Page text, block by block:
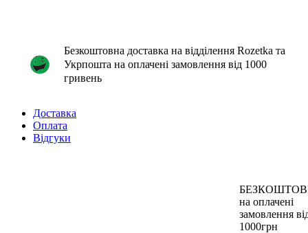
Безкоштовна доставка на відділення Rozetka та
Укрпошта на оплачені замовлення від 1000
гривень
Доставка
Оплата
Відгуки
на оплачені
замовлення
1000грн